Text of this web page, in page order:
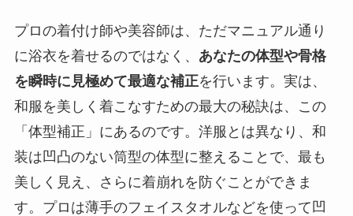
プロの着付け師や美容師は、ただマニュアル通り
に浴衣を着せるのではなく、 あなたの体型や骨格
を瞬時に見極めて最適な補正を行います。実は、
和服を美しく着こなすための最大の秘訣は、この
「体型補正」にあるのです。洋服とは異なり、和
装は凹凸のない筒型の体型に整えることで、最も
美しく見え、さらに着崩れを防ぐことができま
す。プロは薄手のフェイスタオルなどを使って凹